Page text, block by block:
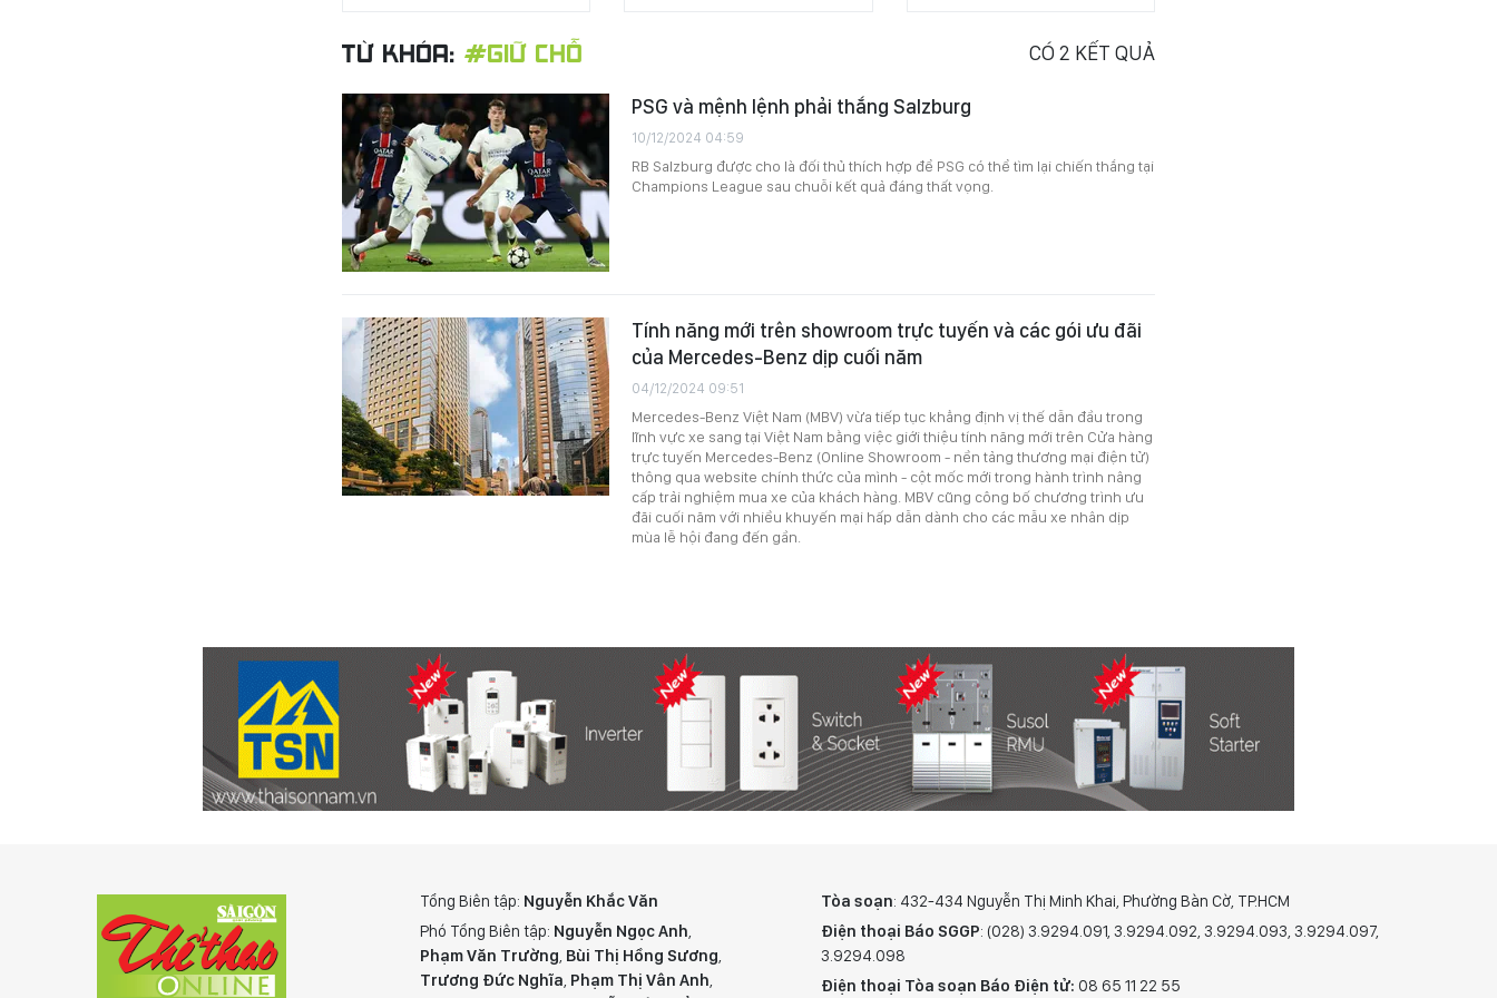
TỪ KHÓA: #GIỮ CHỖ CÓ 2 KẾT QUẢ
PSG và mệnh lệnh phải thắng Salzburg
10/12/2024 04:59
RB Salzburg được cho là đối thủ thích hợp để PSG có thể tìm lại chiến thắng tại
Champions League sau chuỗi kết quả đáng thất vọng.
Tính năng mới trên showroom trực tuyến và các gói ưu đãi
của Mercedes-Benz dịp cuối năm
04/12/2024 09:51
Mercedes-Benz Việt Nam (MBV) vừa tiếp tục khẳng định vị thế dẫn đầu trong
lĩnh vực xe sang tại Việt Nam bằng việc giới thiệu tính năng mới trên Cửa hàng
trực tuyến Mercedes-Benz (Online Showroom - nền tảng thương mại điện tử)
thông qua website chính thức của mình - cột mốc mới trong hành trình nâng
cấp trải nghiệm mua xe của khách hàng. MBV cũng công bố chương trình ưu
đãi cuối năm với nhiều khuyến mại hấp dẫn dành cho các mẫu xe nhân dịp
mùa lễ hội đang đến gần.
Tổng Biên tập: Nguyễn Khắc Văn
Phó Tổng Biên tập: Nguyễn Ngọc Anh,
Phạm Văn Trường, Bùi Thị Hồng Sương,
Trương Đức Nghĩa, Phạm Thị Vân Anh,
Tòa soạn: 432-434 Nguyễn Thị Minh Khai, Phường Bàn Cờ, TP.HCM
Điện thoại Báo SGGP: (028) 3.9294.091, 3.9294.092, 3.9294.093, 3.9294.097,
3.9294.098
Điện thoại Tòa soạn Báo Điện tử: 08 65 11 22 55